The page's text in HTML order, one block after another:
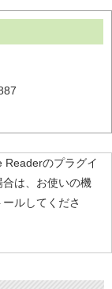
Readerのプラグイ
は、お使いの機
ルしてくださ